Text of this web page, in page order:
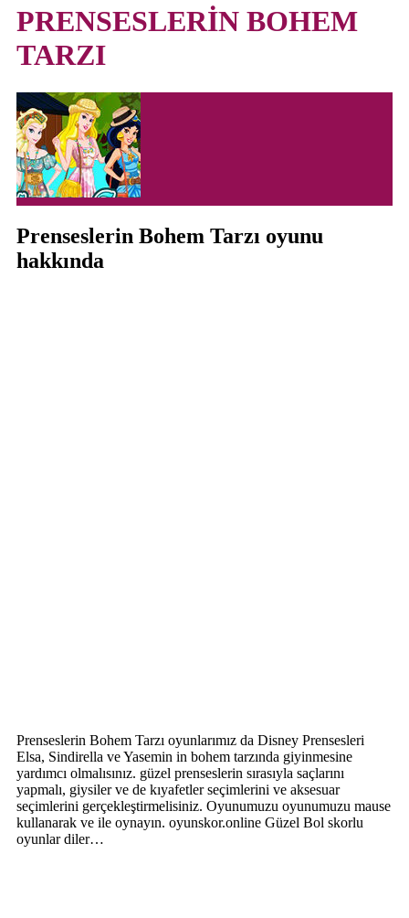
PRENSESLERİN BOHEM
TARZI
Prenseslerin Bohem Tarzı oyunu
hakkında
Prenseslerin Bohem Tarzı oyunlarımız da Disney Prensesleri
Elsa, Sindirella ve Yasemin in bohem tarzında giyinmesine
yardımcı olmalısınız. güzel prenseslerin sırasıyla saçlarını
yapmalı, giysiler ve de kıyafetler seçimlerini ve aksesuar
seçimlerini gerçekleştirmelisiniz. Oyunumuzu oyunumuzu mause
kullanarak ve ile oynayın. oyunskor.online Güzel Bol skorlu
oyunlar diler…